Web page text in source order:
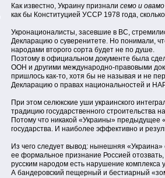
Как известно, Украину признали семо и овамо
как бы Конституцией УССР 1978 года,
Укронационалисты, засевшие в ВС,
Декларацию о суверенитете. Но понимали,
народами второго сорта будет не по душе.
Поэтому в официальном документе была
ООН и другими международно-правовыми
пришлось как-то, хотя бы не называя и не
Декларацию о правах национальностей и
При этом селюкские уши украинского
традицию государственного строительства
Потому что никакой «Украины» предыдущее
государства. И наиболее эффективно и
Из чего следует вывод: нынешняя
ее формальное признание Россией
русским народом есть нарушение комплекса
А бандеровский пещерный и бестиарный